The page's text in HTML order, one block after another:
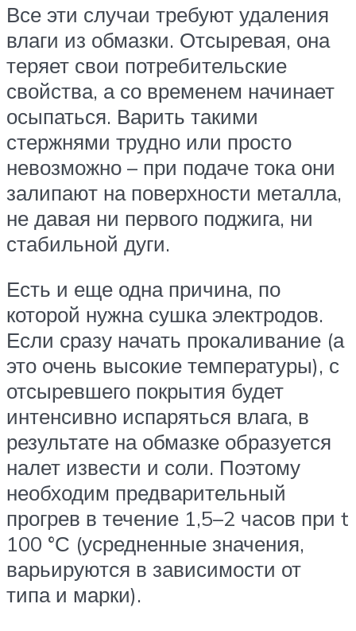
Все эти случаи требуют удаления
влаги из обмазки. Отсыревая, она
теряет свои потребительские
свойства, а со временем начинает
осыпаться. Варить такими
стержнями трудно или просто
невозможно – при подаче тока они
залипают на поверхности металла,
не давая ни первого поджига, ни
стабильной дуги.
Есть и еще одна причина, по
которой нужна сушка электродов.
Если сразу начать прокаливание (а
это очень высокие температуры), с
отсыревшего покрытия будет
интенсивно испаряться влага, в
результате на обмазке образуется
налет извести и соли. Поэтому
необходим предварительный
прогрев в течение 1,5–2 часов при t
100 °С (усредненные значения,
варьируются в зависимости от
типа и марки).